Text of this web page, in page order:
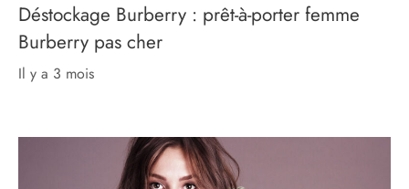
Déstockage Burberry : prêt-à-porter femme
Burberry pas cher
il y a 3 mois